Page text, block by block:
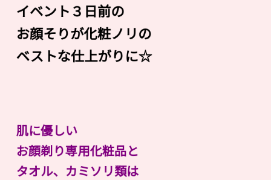
イベント３日前の
お顔そりが化粧ノリの
ベストな仕上がりに☆
肌に優しい
お顔剃り専用化粧品と
タオル、カミソリ類は